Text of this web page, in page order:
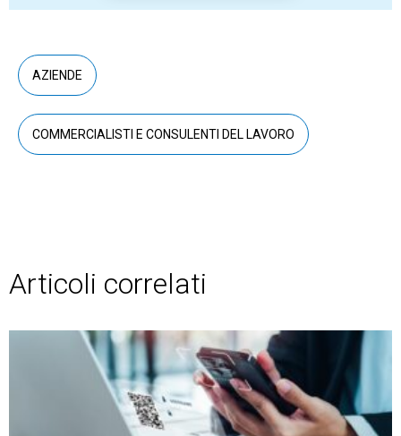
AZIENDE
COMMERCIALISTI E CONSULENTI DEL LAVORO
Articoli correlati